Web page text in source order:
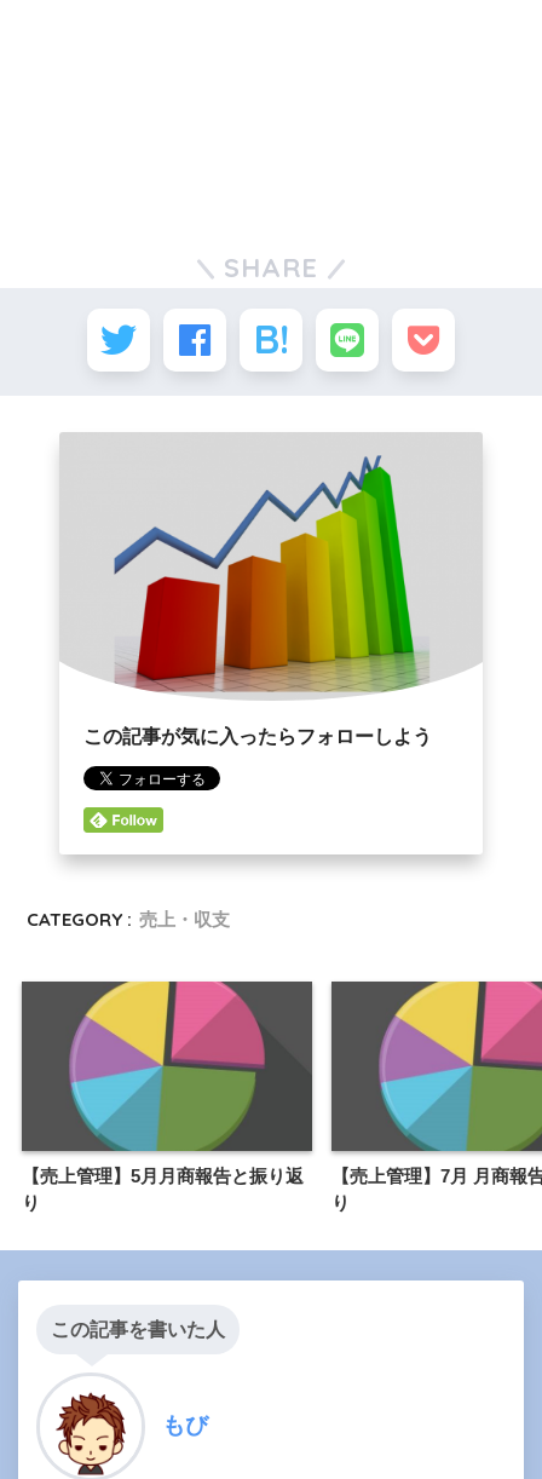
SHARE
この記事が気に入ったらフォローしよう
CATEGORY : 売上・収支
【売上管理】5月月商報告と振り返
り
【売上管理】7月 月商報
り
この記事を書いた人
もび